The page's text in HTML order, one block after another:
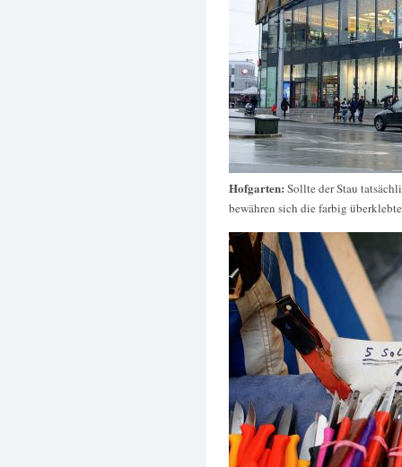
Hofgarten: Sollte der Stau
bewähren sich die farbig